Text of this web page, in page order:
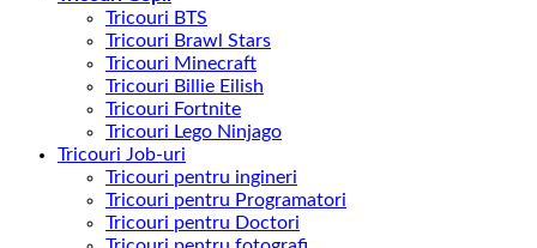
Tricouri BTS
Tricouri Brawl Stars
Tricouri Minecraft
Tricouri Billie Eilish
Tricouri Fortnite
Tricouri Lego Ninjago
Tricouri Job-uri
Tricouri pentru ingineri
Tricouri pentru Programatori
Tricouri pentru Doctori